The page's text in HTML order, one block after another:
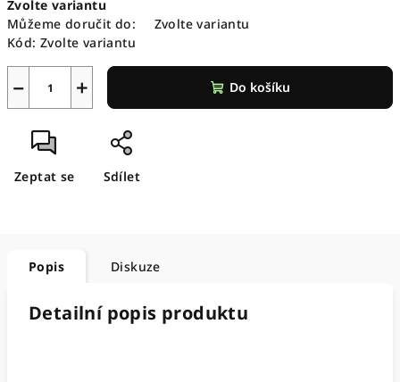
cena:
Zvolte variantu
Můžeme doručit do:
Zvolte variantu
Kód: Zvolte variantu
+
− Do košíku
Zeptat se Sdílet
Popis Diskuze
Detailní popis produktu